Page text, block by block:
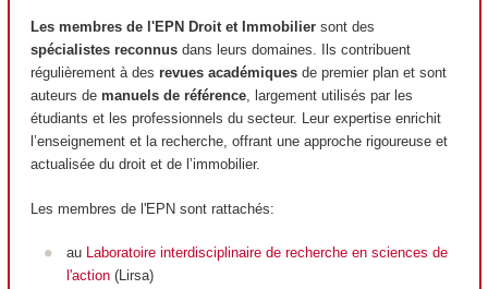
Les membres de l'EPN Droit et Immobilier sont des
spécialistes reconnus dans leurs domaines. Ils contribuent
régulièrement à des revues académiques de premier plan et sont
auteurs de manuels de référence, largement utilisés par les
étudiants et les professionnels du secteur. Leur expertise enrichit
l’enseignement et la recherche, offrant une approche rigoureuse et
actualisée du droit et de l’immobilier.
Les membres de l'EPN sont rattachés:
au Laboratoire interdisciplinaire de recherche en sciences de
l'action(Lirsa)